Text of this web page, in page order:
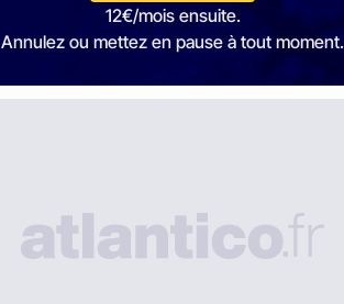
12€/mois ensuite.
Annulez ou mettez en pause à tout moment.